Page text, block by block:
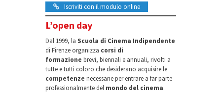
Iscriviti con il modulo online
L’open day
Dal 1999, la Scuola di Cinema Indipendente
di Firenze organizza corsi di
formazione brevi, biennali e annuali, rivolti a
tutte e tutti coloro che desiderano acquisire le
competenze necessarie per entrare a far parte
professionalmente del mondo del cinema.